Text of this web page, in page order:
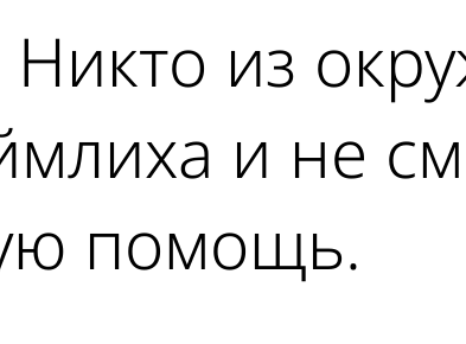
Никто из
и не
помощь.